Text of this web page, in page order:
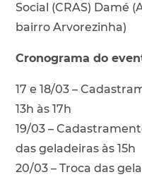
Social (CRAS) Damé
bairro Arvorezinha)
Cronograma do
17 e 18/03 –
13h às 17h
19/03 –
das geladeiras às 15h
20/03 – Troca das